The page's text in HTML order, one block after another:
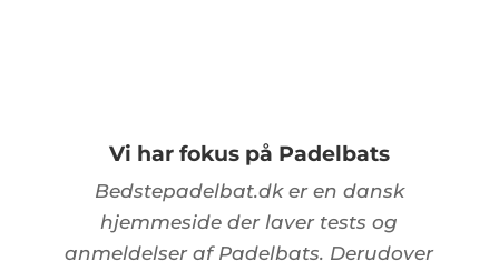
Vi har fokus på Padelbats
Bedstepadelbat.dk er en dansk
hjemmeside der laver tests og
anmeldelser af Padelbats. Derudover